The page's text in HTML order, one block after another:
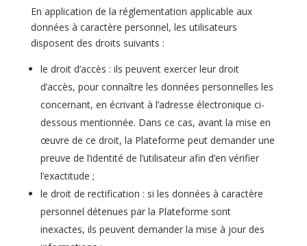
En application de la réglementation applicable aux
données à caractère personnel, les utilisateurs
disposent des droits suivants :
le droit d’accès : ils peuvent exercer leur droit
d’accès, pour connaître les données personnelles les
concernant, en écrivant à l’adresse électronique ci-
dessous mentionnée. Dans ce cas, avant la mise en
œuvre de ce droit, la Plateforme peut demander une
preuve de l’identité de l’utilisateur afin d’en vérifier
l’exactitude ;
le droit de rectification : si les données à caractère
personnel détenues par la Plateforme sont
inexactes, ils peuvent demander la mise à jour des